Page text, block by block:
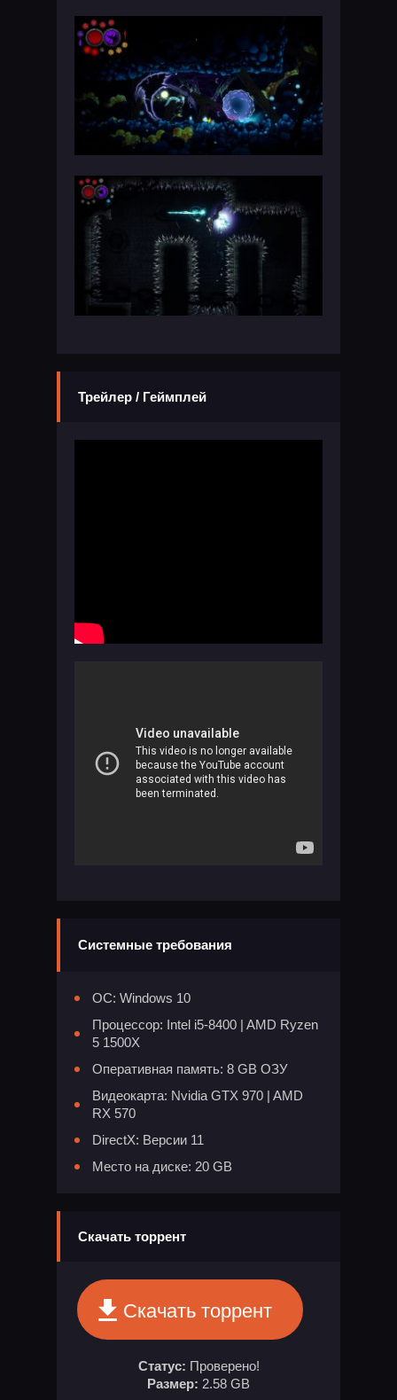
Трейлер / Геймплей
Системные требования
ОС: Windows 10
Процессор: Intel i5-8400 | AMD Ryzen
5 1500X
Оперативная память: 8 GB ОЗУ
Видеокарта: Nvidia GTX 970 | AMD
RX 570
DirectX: Версии 11
Место на диске: 20 GB
Скачать торрент
Скачать торрент
Статус: Проверено!
Размер: 2.58 GB